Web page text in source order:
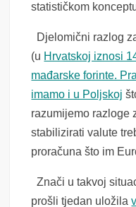
statističkom
Djelomični razlog
(u Hrvatskoj iznosi
mađarske forinte.
imamo i u Poljskoj
razumijemo razloge
stabilizirati valute
proračuna što im
Znači u takvoj
prošli tjedan uložila